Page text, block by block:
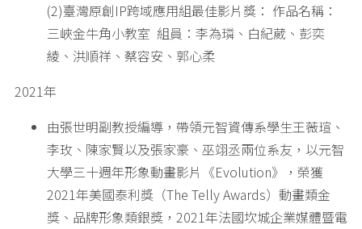
(2)臺灣原創IP跨域應用組最佳影片獎： 作品名稱：
三峽金牛角小教室 組員：李為璘、白紀葳、彭奕
綾、洪順祥、蔡容安、郭心柔
2021年
由張世明副教授編導，帶領元智資傳系學生王薇瑄、
李玫、陳家賢以及張家豪、巫翊丞兩位系友，以元智
大學三十週年形象動畫影片《Evolution》，榮獲
2021年美國泰利獎（The Telly Awards）動畫類金
獎、品牌形象類銀獎，2021年法國坎城企業媒體暨電